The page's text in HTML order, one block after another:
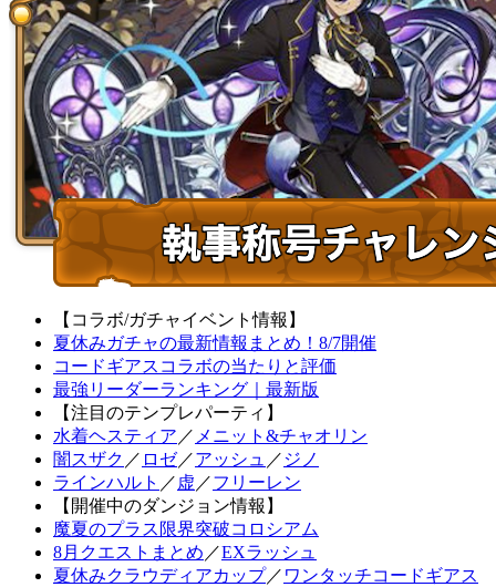
【コラボ/ガチャイベント情報】
夏休みガチャの最新情報まとめ！8/7開催
コードギアスコラボの当たりと評価
最強リーダーランキング｜最新版
【注目のテンプレパーティ】
水着ヘスティア ／ メニット&チャオリン
闇スザク ／ ロゼ／アッシュ ／ ジノ
ラインハルト ／ 虚 ／フリーレン
【開催中のダンジョン情報】
魔夏のプラス限界突破コロシアム
8月クエストまとめ ／EXラッシュ
夏休みクラウディアカップ／ ワンタッチコードギアス